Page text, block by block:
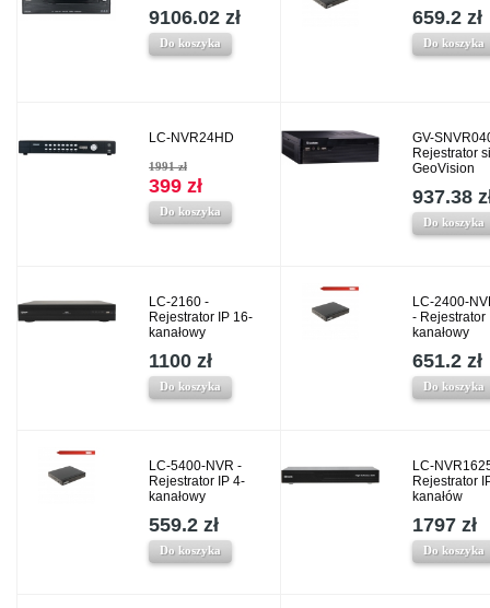
9106.02 zł
Do koszyka
659.2 zł
Do koszyka
LC-NVR24HD
1991 zł
399 zł
Do koszyka
GV-
Rejestrator
GeoVision
937.38
Do koszyka
LC-2160 -
Rejestrator IP 16-
kanałowy
1100 zł
Do koszyka
LC-2400-
- Rejestrator
kanałowy
651.2 zł
Do koszyka
LC-5400-NVR -
Rejestrator IP 4-
kanałowy
559.2 zł
Do koszyka
LC-
Rejestrator
kanałów
1797 zł
Do koszyka